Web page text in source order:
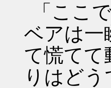
「ここ
ベアは一
て慌てて
りはどう